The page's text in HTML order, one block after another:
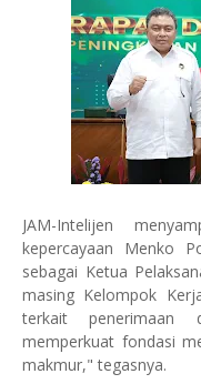
JAM-Intelijen
kepercayaan Menko
sebagai Ketua
masing Kelompok
terkait penerimaan
memperkuat fondasi
makmur," tegasnya.